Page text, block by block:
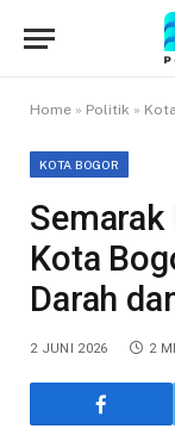
Home » Politik »
KOTA BOGOR
Semarak
Kota
Darah
2 JUNI 2026 2